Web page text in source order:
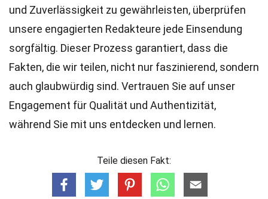
und Zuverlässigkeit zu gewährleisten, überprüfen
unsere engagierten Redakteure jede Einsendung
sorgfältig. Dieser Prozess garantiert, dass die
Fakten, die wir teilen, nicht nur faszinierend, sondern
auch glaubwürdig sind. Vertrauen Sie auf unser
Engagement für Qualität und Authentizität,
während Sie mit uns entdecken und lernen.
Teile diesen Fakt: